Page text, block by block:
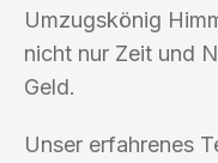
Umzugskönig
nicht nur Zeit und
Geld.
Unser erfahrenes